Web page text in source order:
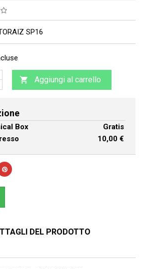
SP16
 Aggiungi al carrello
Box
Gratis
10,00 €
DEL PRODOTTO